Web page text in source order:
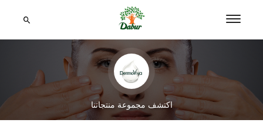
اكتشف مجموعة منتجاتنا